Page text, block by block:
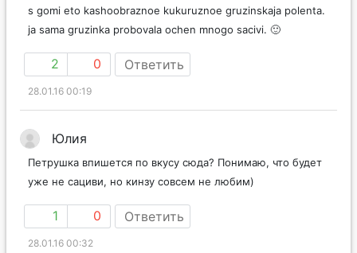
s gomi eto kashoobraznoe kukuruznoe gruzinskaja polenta.
ja sama gruzinka probovala ochen mnogo sacivi. 🙂
2 0 Ответить
28.01.16 00:19
Юлия
Петрушка впишется по вкусу сюда? Понимаю, что будет
уже не сациви, но кинзу совсем не любим)
1 0 Ответить
28.01.16 00:32